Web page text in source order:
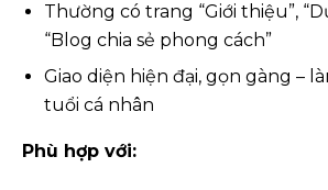
Thường có trang “Giới thiệu”,
“Blog chia sẻ phong cách”
Giao diện hiện đại, gọn gàng –
tuổi cá nhân
Phù hợp với: